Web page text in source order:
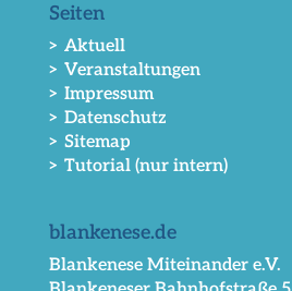
Seiten
> Aktuell
> Veranstaltungen
> Impressum
> Datenschutz
> Sitemap
> Tutorial (nur intern)
blankenese.de
Blankenese Miteinander e.V.